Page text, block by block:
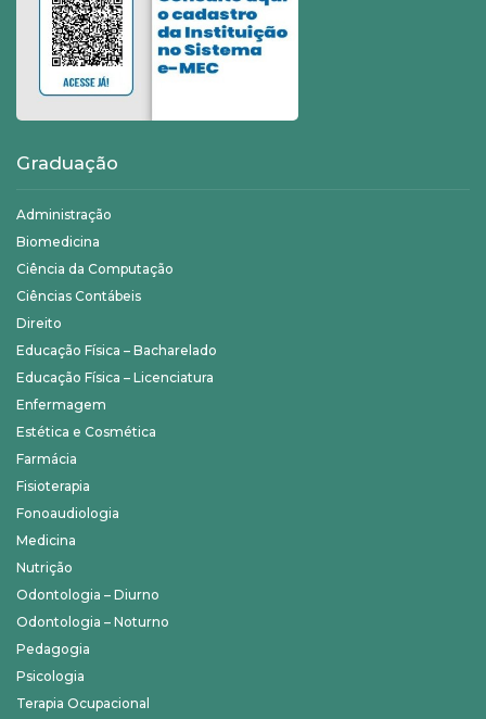
Graduação
Administração
Biomedicina
Ciência da Computação
Ciências Contábeis
Direito
Educação Física – Bacharelado
Educação Física – Licenciatura
Enfermagem
Estética e Cosmética
Farmácia
Fisioterapia
Fonoaudiologia
Medicina
Nutrição
Odontologia – Diurno
Odontologia – Noturno
Pedagogia
Psicologia
Terapia Ocupacional